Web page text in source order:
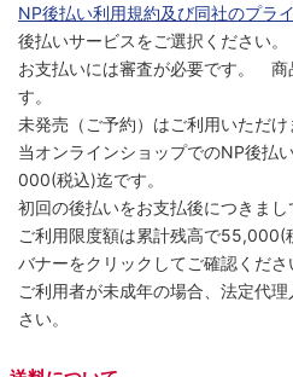
NP後払い利用規約及び同社のプラ
後払いサービスをご選択ください。
お支払いには審査が必要です。 商
す。
未発売（ご予約）はご利用いただけ
当オンラインショップでのNP後払
000(税込)迄です。
初回の後払いをお支払後につきま
ご利用限度額は累計残高で55,000(
バナーをクリックしてご確認くださ
ご利用者が未成年の場合、法定代
さい。